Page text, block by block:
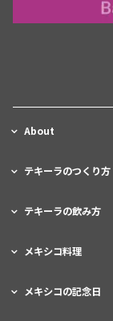
About
テキーラのつくり方
テキーラの飲み方
メキシコ料理
メキシコの記念日